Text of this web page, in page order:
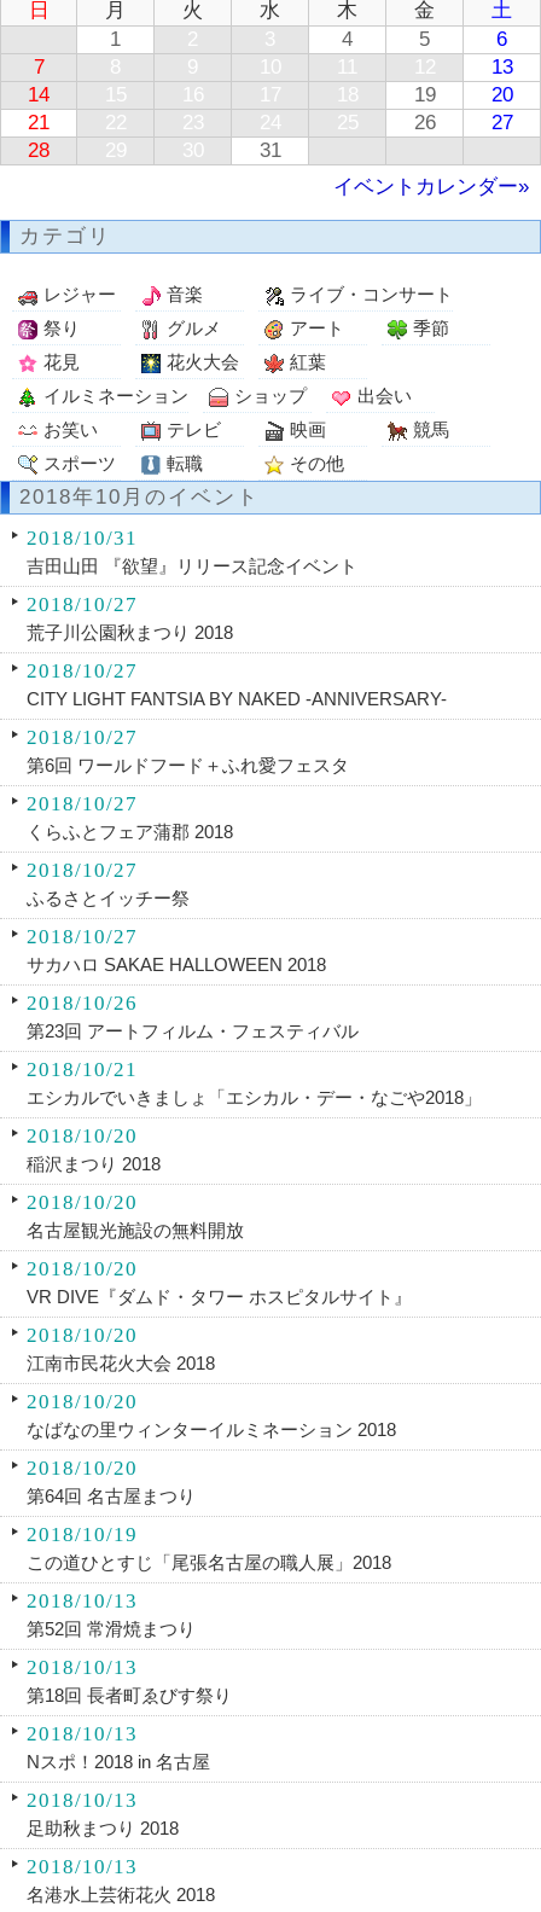
日 月 火 水 木 金
土
1
2 3 4 5
6
7
8 9 10 11 12
13
14
15 16 17 18 19
20
21
22 23 24 25 26
27
28
29 30
31
イベントカレンダー»
カテゴリ
レジャー 音楽
ライブ・コンサート
祭り
グルメ アート
季節
花見
花火大会
紅葉
イルミネーション
ショップ
出会い
お笑い
テレビ 映画
競馬
スポーツ
転職 その他
2018年10月のイベント
2018/10/31
吉田山田 『欲望』リリース記念イベント
2018/10/27
荒子川公園秋まつり 2018
2018/10/27
CITY LIGHT FANTSIA BY NAKED -ANNIVERSARY-
2018/10/27
第6回 ワールドフード＋ふれ愛フェスタ
2018/10/27
くらふとフェア蒲郡 2018
2018/10/27
ふるさとイッチー祭
2018/10/27
サカハロ SAKAE HALLOWEEN 2018
2018/10/26
第23回 アートフィルム・フェスティバル
2018/10/21
エシカルでいきましょ「エシカル・デー・なごや2018」
2018/10/20
稲沢まつり 2018
2018/10/20
名古屋観光施設の無料開放
2018/10/20
VR DIVE『ダムド・タワー ホスピタルサイト』
2018/10/20
江南市民花火大会 2018
2018/10/20
なばなの里ウィンターイルミネーション 2018
2018/10/20
第64回 名古屋まつり
2018/10/19
この道ひとすじ「尾張名古屋の職人展」2018
2018/10/13
第52回 常滑焼まつり
2018/10/13
第18回 長者町ゑびす祭り
2018/10/13
Nスポ！2018 in 名古屋
2018/10/13
足助秋まつり 2018
2018/10/13
名港水上芸術花火 2018